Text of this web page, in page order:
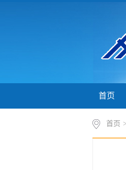
首页
首页 >